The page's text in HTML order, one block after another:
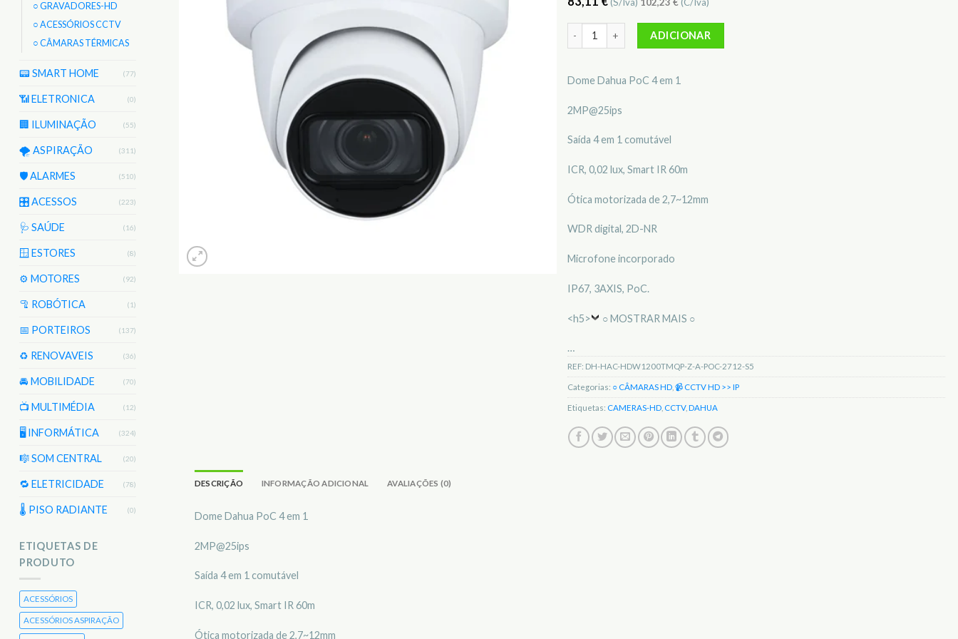
○ GRAVADORES-HD
○ ACESSÓRIOS CCTV
○ CÂMARAS TÉRMICAS
📟 SMART HOME (77)
📶 ELETRONICA (0)
🏢 ILUMINAÇÃO (55)
🌪️ ASPIRAÇÃO (311)
🛡️ ALARMES (510)
🎛️ ACESSOS (223)
🩺 SAÚDE (16)
🪟 ESTORES (8)
⚙️ MOTORES (92)
🦿 ROBÓTICA (1)
📅 PORTEIROS (137)
♻️ RENOVAVEIS (36)
🚘 MOBILIDADE (70)
📺 MULTIMÉDIA (12)
🖥️ INFORMÁTICA (324)
🎼 SOM CENTRAL (20)
🔁 ELETRICIDADE (78)
🌡 PISO RADIANTE (0)
ETIQUETAS DE
PRODUTO
ACESSÓRIOS
ACESSÓRIOS ASPIRAÇÃO
(S/Iva) 102,23 € (C/Iva)
Quantidade de Câmara Mini-Dome Dahua DH-HAC-HDW1200TMQP-Z-A-POC-2712-S5
ADICIONAR
Dome Dahua PoC 4 em 1
2MP@25ips
Saída 4 em 1 comutável
ICR, 0,02 lux, Smart IR 60m
Ótica motorizada de 2,7~12mm
WDR digital, 2D-NR
Microfone incorporado
IP67, 3AXIS, PoC.
<h5> ○ MOSTRAR MAIS ○
…
REF: DH-HAC-HDW1200TMQP-Z-A-POC-2712-S5
Categorias: ○ CÂMARAS HD 📹 CCTV HD >> IP
Etiquetas: CAMERAS-HD CCTV, DAHUA
DESCRIÇÃO INFORMAÇÃO ADICIONAL AVALIAÇÕES (0)
Dome Dahua PoC 4 em 1
2MP@25ips
Saída 4 em 1 comutável
ICR, 0,02 lux, Smart IR 60m
Ótica motorizada de 2,7~12mm